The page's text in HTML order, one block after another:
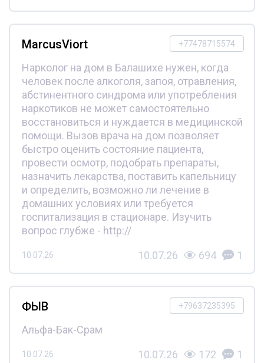
+77478715574
MarcusViort
Нарколог на дом в Балашихе нужен, когда
человек после алкоголя, запоя, отравления,
абстинентного синдрома или употребления
наркотиков не может самостоятельно
восстановиться и нуждается в медицинской
помощи. Вызов врача на дом позволяет
быстро оценить состояние пациента,
провести осмотр, подобрать препараты,
назначить лекарства, поставить капельницу
и определить, возможно ли лечение в
домашних условиях или требуется
госпитализация в стационаре. Изучить
вопрос глубже - http://
10.07.26 10.07.26 694 1
+79637235395
ФЫВ
Альфа-Бак-Срам
10.07.26 10.07.26 172 1